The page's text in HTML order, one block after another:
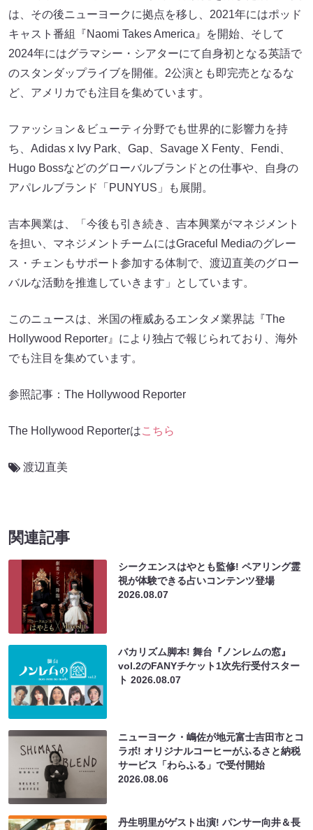
は、その後ニューヨークに拠点を移し、2021年にはポッド
キャスト番組『Naomi Takes America』を開始、そして
2024年にはグラマシー・シアターにて自身初となる英語で
のスタンダップライブを開催。2公演とも即完売となるな
ど、アメリカでも注目を集めています。
ファッション＆ビューティ分野でも世界的に影響力を持
ち、Adidas x Ivy Park、Gap、Savage X Fenty、Fendi、
Hugo Bossなどのグローバルブランドとの仕事や、自身の
アパレルブランド「PUNYUS」も展開。
吉本興業は、「今後も引き続き、吉本興業がマネジメント
を担い、マネジメントチームにはGraceful Mediaのグレー
ス・チェンもサポート参加する体制で、渡辺直美のグロー
バルな活動を推進していきます」としています。
このニュースは、米国の権威あるエンタメ業界誌『The
Hollywood Reporter』により独占で報じられており、海外
でも注目を集めています。
参照記事：The Hollywood Reporter
The Hollywood Reporterはこちら
渡辺直美
関連記事
シークエンスはやとも監修! ペアリング霊
視が体験できる占いコンテンツ登場
2026.08.07
バカリズム脚本! 舞台『ノンレムの窓』
vol.2のFANYチケット1次先行受付スター
ト2026.08.07
ニューヨーク・嶋佐が地元富士吉田市とコ
ラボ! オリジナルコーヒーがふるさと納税
サービス「わらふる」で受付開始
2026.08.06
丹生明里がゲスト出演! パンサー向井＆長